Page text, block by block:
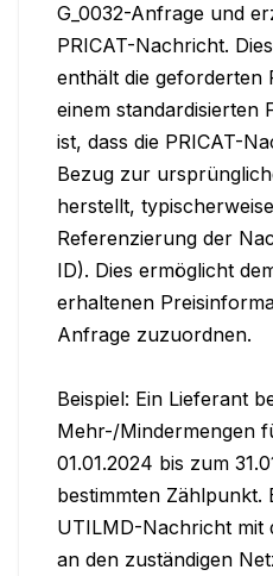
G_0032-Anfrage und
PRICAT-Nachricht.
enthält die geforderten
einem standardisierten
ist, dass die PRICAT-
Bezug zur
herstellt,
Referenzierung der
ID). Dies ermöglicht
erhaltenen
Anfrage zuzuordnen.
Beispiel: Ein Lieferant
Mehr-/Mindermengen
01.01.2024 bis zum
bestimmten Zählpunkt.
UTILMD-Nachricht mit
an den zuständigen